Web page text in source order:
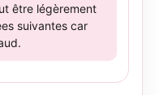
être légèrement
suivantes car